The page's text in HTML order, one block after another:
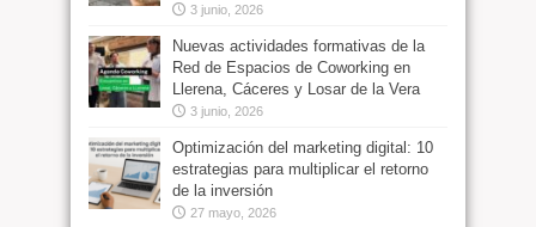
3 junio, 2026
Nuevas actividades formativas de la
Red de Espacios de Coworking en
Llerena, Cáceres y Losar de la Vera
3 junio, 2026
Optimización del marketing digital: 10
estrategias para multiplicar el retorno
de la inversión
27 mayo, 2026